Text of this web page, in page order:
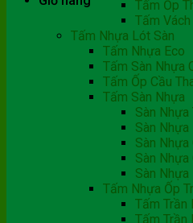
Tấm Ốp
Tấm
Tấm Nhựa Lót Sàn
Tấm Nhựa Eco
Tấm Sàn Nhựa
Tấm Ốp Cầu
Tấm Sàn Nhựa
Sàn Nhựa
Sàn Nhựa
Sàn Nhựa
Sàn Nhựa
Sàn Nhựa
Tấm Nhựa Ốp
Tấm Trần
Tấm Trần